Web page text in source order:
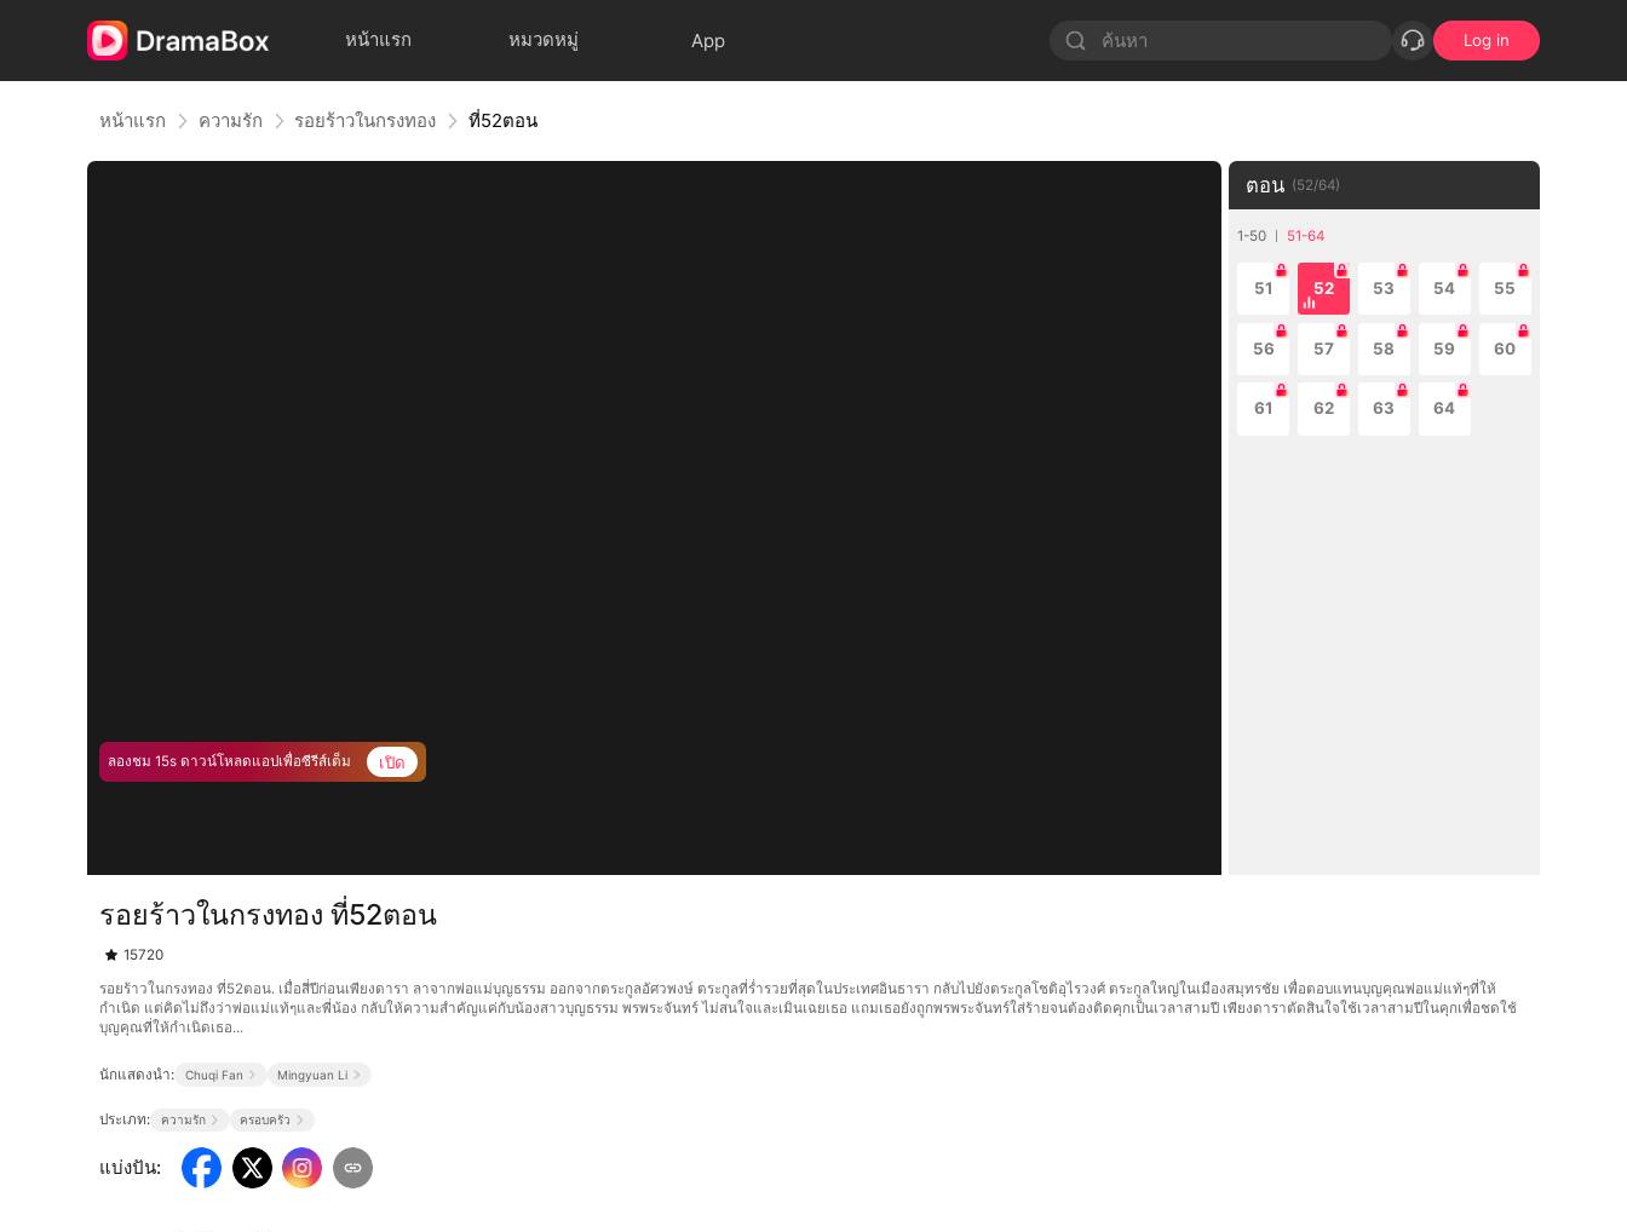
หน้าแรก หมวดหมู่ App Log in
หน้าแรก ความรัก รอยร้าวในกรงทอง ที่52ตอน
ลองชม 15s ดาวน์โหลดแอปเพื่อซีรีส์เต็ม เปิด
ตอน (52/64)
1-50 51-64
51 52 53 54 55
56 57 58 59 60
61 62 63 64
รอยร้าวในกรงทอง ที่52ตอน
15720
รอยร้าวในกรงทอง ที่52ตอน. เมื่อสี่ปีก่อนเพียงดารา ลาจากพ่อแม่บุญธรรม ออกจากตระกูลอัศวพงษ์ ตระกูลที่ร่ำรวยที่สุดในประเทศอินธารา กลับไปยังตระกูลโชติอุไรวงศ์ ตระกูลใหญ่ในเมืองสมุทรชัย เพื่อตอบแทนบุญคุณพ่อแม่แท้ๆที่ให้
กำเนิด แต่คิดไม่ถึงว่าพ่อแม่แท้ๆและพี่น้อง กลับให้ความสำคัญแค่กับน้องสาวบุญธรรม พรพระจันทร์ ไม่สนใจและเมินเฉยเธอ แถมเธอยังถูกพรพระจันทร์ใส่ร้ายจนต้องติดคุกเป็นเวลาสามปี เพียงดาราตัดสินใจใช้เวลาสามปีในคุกเพื่อชดใช้
บุญคุณที่ให้กำเนิดเธอ...
นักแสดงนำ: Chuqi Fan Mingyuan Li
ประเภท: ความรัก ครอบครัว
แบ่งปัน: